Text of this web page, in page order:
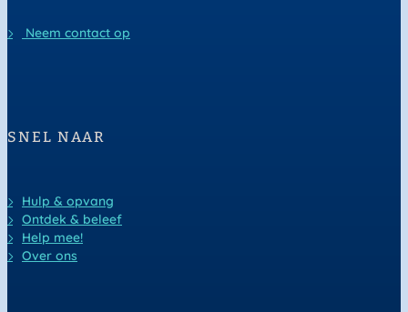
Neem contact op
SNEL NAAR
Hulp & opvang
Ontdek & beleef
Help mee!
Over ons